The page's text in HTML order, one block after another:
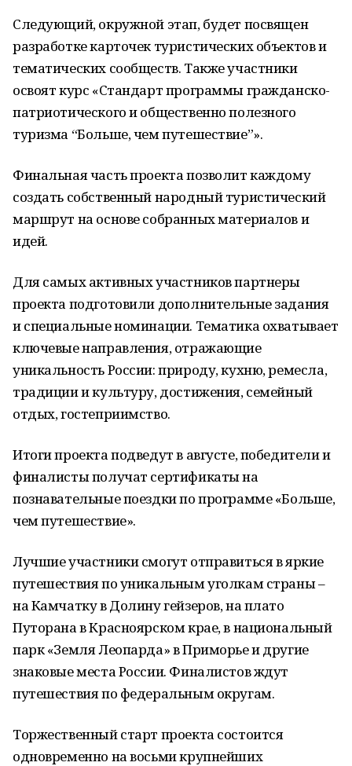
Следующий, окружной этап, будет посвящен
разработке карточек туристических объектов и
тематических сообществ. Также участники
освоят курс «Стандарт программы гражданско-
патриотического и общественно полезного
туризма “Больше, чем путешествие”».
Финальная часть проекта позволит каждому
создать собственный народный туристический
маршрут на основе собранных материалов и
идей.
Для самых активных участников партнеры
проекта подготовили дополнительные задания
и специальные номинации. Тематика охватывает
ключевые направления, отражающие
уникальность России: природу, кухню, ремесла,
традиции и культуру, достижения, семейный
отдых, гостеприимство.
Итоги проекта подведут в августе, победители и
финалисты получат сертификаты на
познавательные поездки по программе «Больше,
чем путешествие».
Лучшие участники смогут отправиться в яркие
путешествия по уникальным уголкам страны –
на Камчатку в Долину гейзеров, на плато
Путорана в Красноярском крае, в национальный
парк «Земля Леопарда» в Приморье и другие
знаковые места России. Финалистов ждут
путешествия по федеральным округам.
Торжественный старт проекта состоится
одновременно на восьми крупнейших